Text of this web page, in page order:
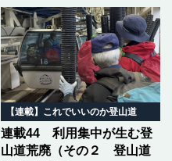
みやぎ」を開催いたしま
す。 今年のテーマは「生物
多様性」。 気候変動という
大きな揺らぎの中で、山と
いのちがどう繋がり、私た
ちの暮らしがどう変わって
いくのか。 地域の自然と暮
らしから、山の未来を共に
考えます。
【連載】これでいいのか登山道
連載44 利用集中が生む登
山道荒廃（その２ 登山道